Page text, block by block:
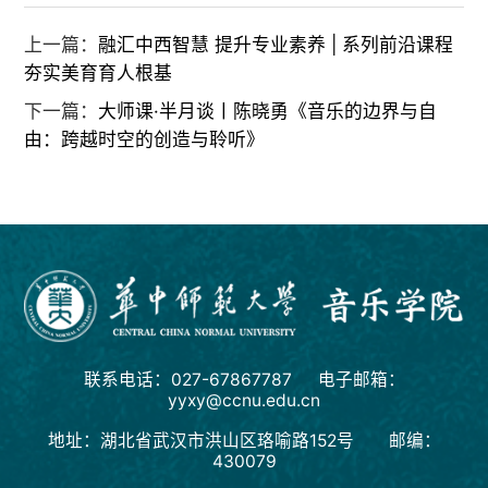
上一篇：融汇中西智慧 提升专业素养 | 系列前沿课程
夯实美育育人根基
下一篇： 大师课·半月谈丨陈晓勇《音乐的边界与自
由：跨越时空的创造与聆听》
联系电话：027-67867787 电子邮箱：
yyxy@ccnu.edu.cn
地址：湖北省武汉市洪山区珞喻路152号 邮编：
430079